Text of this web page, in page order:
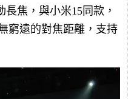
長焦，與小米15同款，
窮遠的對焦距離，支持